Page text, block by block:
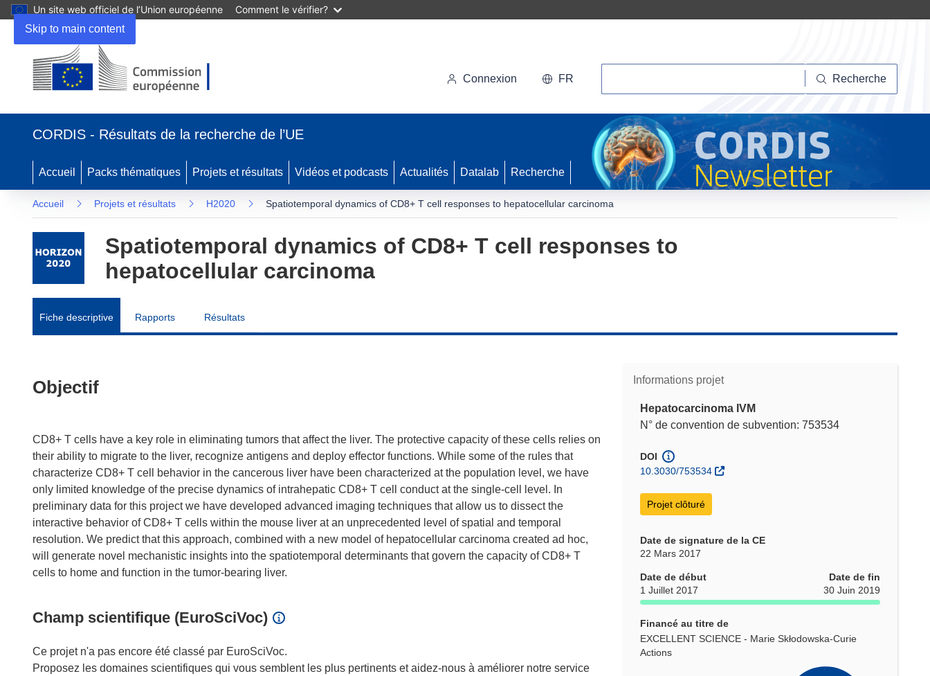
Skip to main content
Un site web officiel de l’Union européenne Comment le vérifier?
Connexion FR Recherche
CORDIS - Résultats de la recherche de l’UE
Accueil Packs thématiques Projets et résultats Vidéos et podcasts Actualités Datalab Recherche
Accueil Projets et résultats H2020 Spatiotemporal dynamics of CD8+ T cell responses to hepatocellular carcinoma
Spatiotemporal dynamics of CD8+ T cell responses to
hepatocellular carcinoma
Fiche descriptive Rapports Résultats
Informations projet
Hepatocarcinoma IVM
N° de convention de subvention: 753534
DOI
10.3030/753534
Projet clôturé
Date de signature de la CE
22 Mars 2017
Date de début
1 Juillet 2017
Date de fin
30 Juin 2019
Financé au titre de
EXCELLENT SCIENCE - Marie Skłodowska-Curie
Actions
Objectif
CD8+ T cells have a key role in eliminating tumors that affect the liver. The protective capacity of these cells relies on
their ability to migrate to the liver, recognize antigens and deploy effector functions. While some of the rules that
characterize CD8+ T cell behavior in the cancerous liver have been characterized at the population level, we have
only limited knowledge of the precise dynamics of intrahepatic CD8+ T cell conduct at the single-cell level. In
preliminary data for this project we have developed advanced imaging techniques that allow us to dissect the
interactive behavior of CD8+ T cells within the mouse liver at an unprecedented level of spatial and temporal
resolution. We predict that this approach, combined with a new model of hepatocellular carcinoma created ad hoc,
will generate novel mechanistic insights into the spatiotemporal determinants that govern the capacity of CD8+ T
Champ scientifique (EuroSciVoc)
Ce projet n'a pas encore été classé par EuroSciVoc.
Proposez les domaines scientifiques qui vous semblent les plus pertinents et aidez-nous à améliorer notre service